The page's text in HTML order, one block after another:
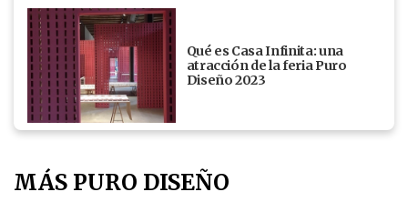
Qué es Casa Infinita: una
atracción de la feria Puro
Diseño 2023
MÁS PURO DISEÑO